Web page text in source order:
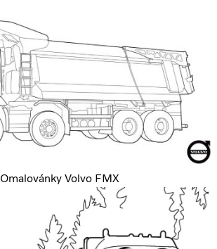
Omalovánky Volvo FMX